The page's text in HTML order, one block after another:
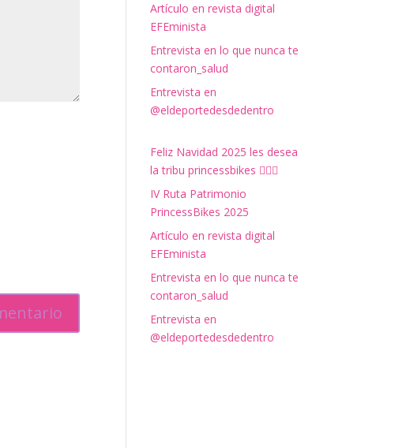
Artículo en revista digital
EFEminista
Entrevista en lo que nunca te
contaron_salud
Entrevista en
@eldeportedesdedentro
Feliz Navidad 2025 les desea
la tribu princessbikes 🚴‍♀️✨
IV Ruta Patrimonio
PrincessBikes 2025
Artículo en revista digital
EFEminista
Entrevista en lo que nunca te
contaron_salud
Entrevista en
@eldeportedesdedentro